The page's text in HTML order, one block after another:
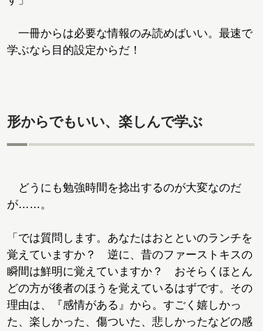
一冊からは必要な情報のみ読めばいい。最速で
学ぶなら目的設定からだ！
形からでもいい、楽しんで学ぶ
どうにも勉強時間を捻出するのが大変なのだ
が……。
「では質問します。あなたはおとといのランチを
覚えていますか？ 逆に、昔のファーストキスの
瞬間は鮮明に覚えていますか？ おそらくほとん
どの方が後者のほうを覚えているはずです。その
理由は、『感情がある』から。すごく嬉しかっ
た、楽しかった、傷ついた、悲しかったなどの感